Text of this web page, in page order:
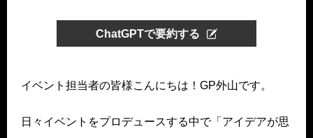
ChatGPTで要約する
イベント担当者の皆様こんにちは！GP外山です。
日々イベントをプロデュースする中で「アイデアが思